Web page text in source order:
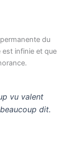
du
est infinie et que
vu valent
dit.